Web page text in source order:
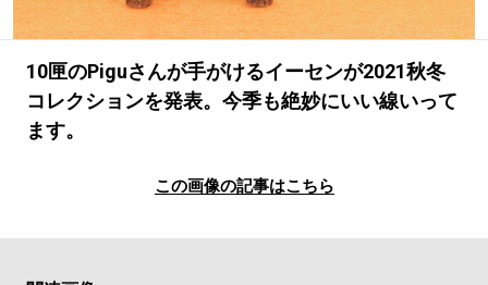
10匣のPiguさんが手がけるイーセンが2021秋冬
コレクションを発表。今季も絶妙にいい線いって
ます。
この画像の記事はこちら